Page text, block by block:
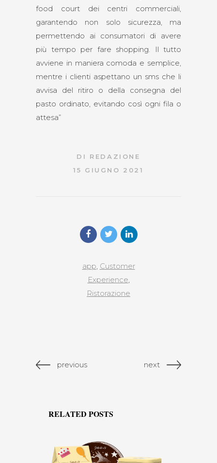
food court dei centri commerciali,
garantendo non solo sicurezza, ma
permettendo ai consumatori di avere
più tempo per fare shopping. Il tutto
avviene in maniera comoda e semplice,
mentre i clienti aspettano un sms che li
avvisa del ritiro o della consegna del
pasto ordinato, evitando così ogni fila o
attesa”
DI REDAZIONE
15 GIUGNO 2021
app, Customer
Experience,
Ristorazione
previous next
RELATED POSTS